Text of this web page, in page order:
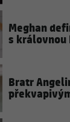
Meghan
s královnou
Bratr